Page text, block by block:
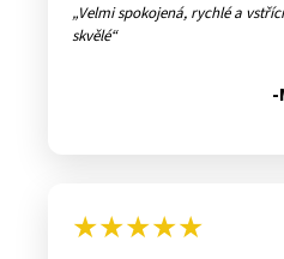
Velmi spokojená, rychlé a
skvělé
-
★★★★★